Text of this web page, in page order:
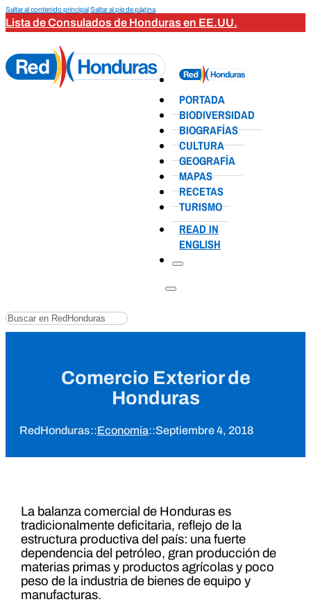
Saltar al contenido principalSaltar al pie de página
Lista de Consulados de Honduras en EE.UU.
PORTADA
BIODIVERSIDAD
BIOGRAFÍAS
CULTURA
GEOGRAFÍA
MAPAS
RECETAS
TURISMO
READ IN
ENGLISH
Buscar
Comercio Exterior de
Honduras
RedHonduras::Economía::Septiembre 4, 2018
La balanza comercial de Honduras es
tradicionalmente deficitaria, reflejo de la
estructura productiva del país: una fuerte
dependencia del petróleo, gran producción de
materias primas y productos agrícolas y poco
peso de la industria de bienes de equipo y
manufacturas.